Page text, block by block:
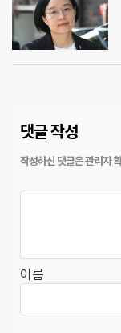
댓글 작성
이름